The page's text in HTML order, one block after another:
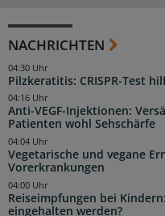
NACHRICHTEN
Pilzkeratitis: CRISPR-Test
04:30 Uhr
Anti-VEGF-Injektionen:
Patienten wohl Sehschärfe
04:16 Uhr
Vegetarische und vegane
Vorerkrankungen
04:04 Uhr
Reiseimpfungen bei
eingehalten werden?
04:00 Uhr